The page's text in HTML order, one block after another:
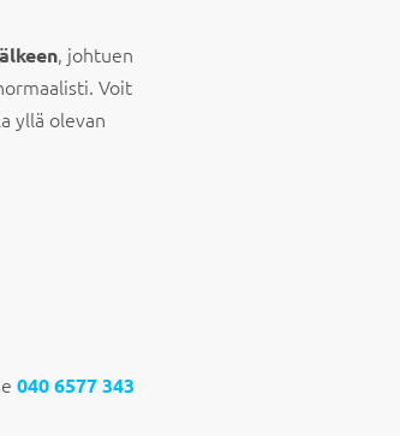
, johtuen
Voit
yllä olevan
040 6577 343